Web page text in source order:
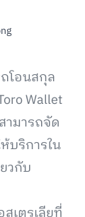
โอนสกุล
Wallet
ามารถจัด
บริการใน
วกับ